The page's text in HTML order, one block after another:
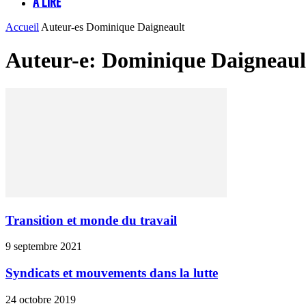
Accueil Auteur-es Dominique Daigneault
Auteur-e: Dominique
Transition et monde du travail
9 septembre 2021
Syndicats et mouvements dans la lutte
24 octobre 2019